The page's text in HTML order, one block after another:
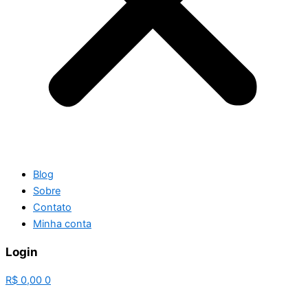
Blog
Sobre
Contato
Minha conta
Login
R$ 0,00 0